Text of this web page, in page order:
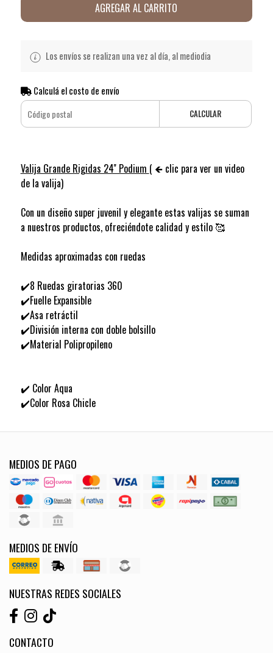
AGREGAR AL CARRITO
Los envíos se realizan una vez al día, al mediodia
Calculá el costo de envío
CALCULAR
Valija Grande Rigidas 24'' Podium ( 🡸 clic para ver un video
de la valija)
Con un diseño super juvenil y elegante estas valijas se suman
a nuestros productos, ofreciéndote calidad y estilo 🥰
Medidas aproximadas con ruedas
✔️8 Ruedas giratorias 360
✔️Fuelle Expansible
✔️Asa retráctil
✔️División interna con doble bolsillo
✔️Material Polipropileno
✔️ Color Aqua
✔️Color Rosa Chicle
MEDIOS DE PAGO
MEDIOS DE ENVÍO
NUESTRAS REDES SOCIALES
CONTACTO